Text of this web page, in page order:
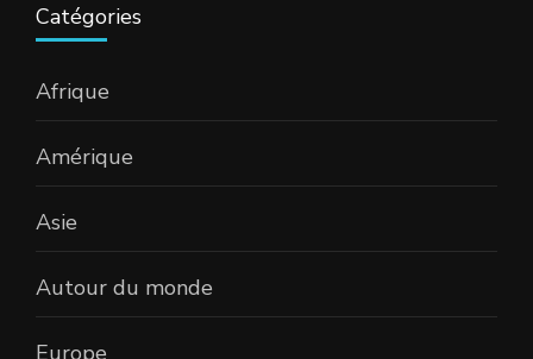
Catégories
Afrique
Amérique
Asie
Autour du monde
Europe